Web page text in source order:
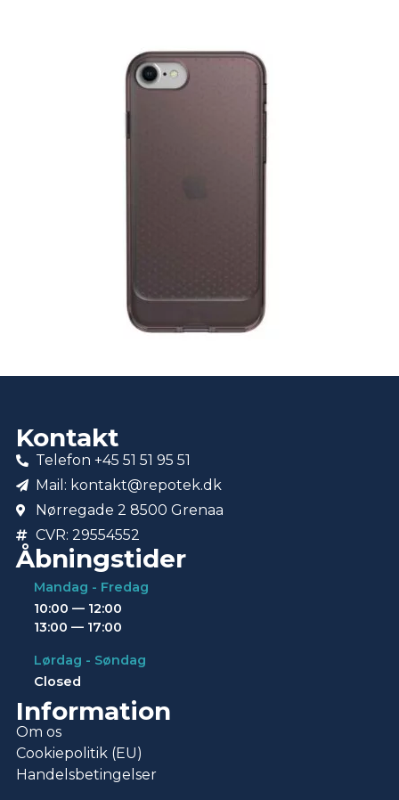
Kontakt
Telefon +45 51 51 95 51
Mail: kontakt@repotek.dk
Nørregade 2 8500 Grenaa
CVR: 29554552
Åbningstider
Mandag - Fredag
10:00 — 12:00
13:00 — 17:00
Lørdag - Søndag
Closed
Information
Om os
Cookiepolitik (EU)
Handelsbetingelser